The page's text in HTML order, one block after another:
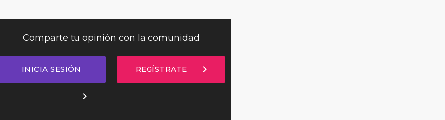
Comparte tu opinión con la comunidad
INICIA SESIÓN
chevron_right
REGÍSTRATE chevron_right